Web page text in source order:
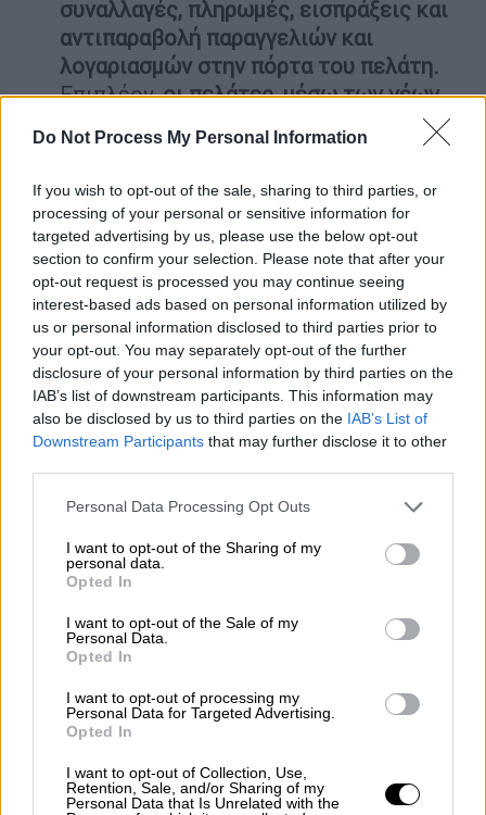
Do Not Process My Personal Information
If you wish to opt-out of the sale, sharing to third parties, or
processing of your personal or sensitive information for
targeted advertising by us, please use the below opt-out
section to confirm your selection. Please note that after your
opt-out request is processed you may continue seeing
interest-based ads based on personal information utilized by
us or personal information disclosed to third parties prior to
your opt-out. You may separately opt-out of the further
disclosure of your personal information by third parties on the
IAB’s list of downstream participants. This information may
also be disclosed by us to third parties on the IAB’s List of
Downstream Participants that may further disclose it to other
Please note that this website/app uses one or more Google
not limited to your visit or usage behaviour. You may click to
grant or deny consent to Google and its third-party tags to
use your data for below specified purposes in below Google
consent section.
Personal Data Processing Opt Outs
I want to opt-out of the Sharing of my
personal data.
Opted In
I want to opt-out of the Sale of my
Personal Data.
Opted In
I want to opt-out of processing my
Personal Data for Targeted Advertising.
Opted In
I want to opt-out of Collection, Use,
Retention, Sale, and/or Sharing of my
Personal Data that Is Unrelated with the
συναλλαγές, πληρωμές, εισπράξεις και
αντιπαραβολή παραγγελιών και
λογαριασμών στην πόρτα του πελάτη.
Επιπλέον,οι πελάτες, μέσω των νέων
Ταχυδρόμος, θα έχουν real time
ενημέρωση για την εξέλιξη της
παραγγελίας τους και ειδοποιήσεις για
την παραλαβή, με το στίγμα του
διανομέα που τους εξυπηρετεί, σε
πραγματικό χρόνο.
Την ανάπτυξη των Ψηφιακών
Καταστημάτων 24ωρης λειτουργίας
(Smart Lockers). Στα καταστήματα αυτά,
που θα αναπτυχθούν στο πλαίσιο του
αναβαθμισμένου δικτύου των ΕΛΤΑ, οι
πελάτες θα μπορούν να παραδίδουν ή να
παραλαμβάνουν το αντικείμενο, το
πακέτο ή την αλληλογραφία τους, 24
ώρες το 24ωρο, κάθε ημέρα του έτους.
μεγάλης μεταρρύθμισης στα ΕΛΤΑ.
Προχωρούμε τώρα στον Ψηφιακό
Μετασχηματισμό και σε έναν εντελώς νέο
οργανισμό με επίκεντρο την εξυπηρέτηση
πρωτοποριακές υπηρεσίες. Δημιουργούμε
αξία για την Εταιρεία και δείχνουμε το